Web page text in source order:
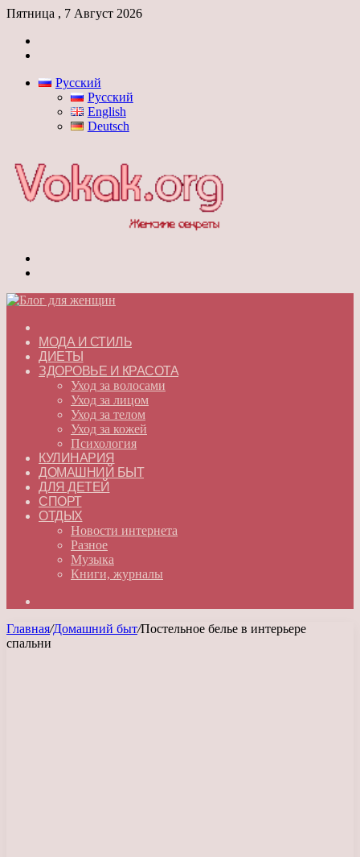
Пятница , 7 Август 2026
Русский
Русский
English
Deutsch
МОДА И СТИЛЬ
ДИЕТЫ
ЗДОРОВЬЕ И КРАСОТА
Уход за волосами
Уход за лицом
Уход за телом
Уход за кожей
Психология
КУЛИНАРИЯ
ДОМАШНИЙ БЫТ
ДЛЯ ДЕТЕЙ
СПОРТ
ОТДЫХ
Новости интернета
Разное
Музыка
Книги, журналы
Главная/Домашний быт/Постельное белье в интерьере
спальни